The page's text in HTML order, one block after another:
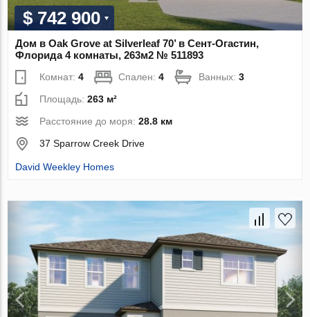
$ 742 900
Дом в Oak Grove at Silverleaf 70’ в Сент-Огастин,
Флорида 4 комнаты, 263м2 № 511893
Комнат:4 Спален:4 Ванных:3
Площадь:263 м²
Расстояние до моря:28.8 км
37 Sparrow Creek Drive
David Weekley Homes